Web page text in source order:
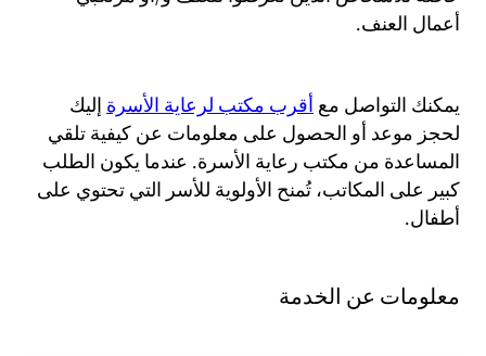
أعمال العنف.
يمكنك التواصل مع أقرب مكتب لرعاية الأسرة إليك
لحجز موعد أو الحصول على معلومات عن كيفية تلقي
المساعدة من مكتب رعاية الأسرة. عندما يكون الطلب
كبير على المكاتب، تُمنح الأولوية للأسر التي تحتوي على
أطفال.
معلومات عن الخدمة